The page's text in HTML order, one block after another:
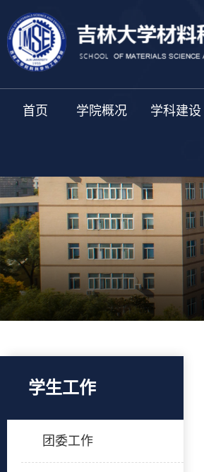
首页 学院概况 学科建设
学生工作
团委工作